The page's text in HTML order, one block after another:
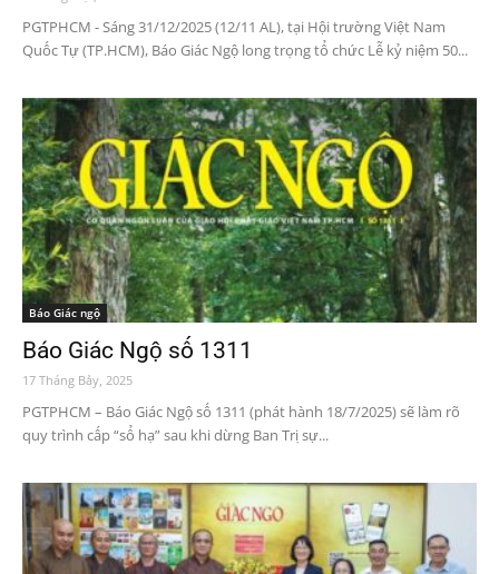
PGTPHCM - Sáng 31/12/2025 (12/11 AL), tại Hội trường Việt Nam
Quốc Tự (TP.HCM), Báo Giác Ngộ long trọng tổ chức Lễ kỷ niệm 50...
Báo Giác ngộ
Báo Giác Ngộ số 1311
17 Tháng Bảy, 2025
PGTPHCM – Báo Giác Ngộ số 1311 (phát hành 18/7/2025) sẽ làm rõ
quy trình cấp “sổ hạ” sau khi dừng Ban Trị sự...